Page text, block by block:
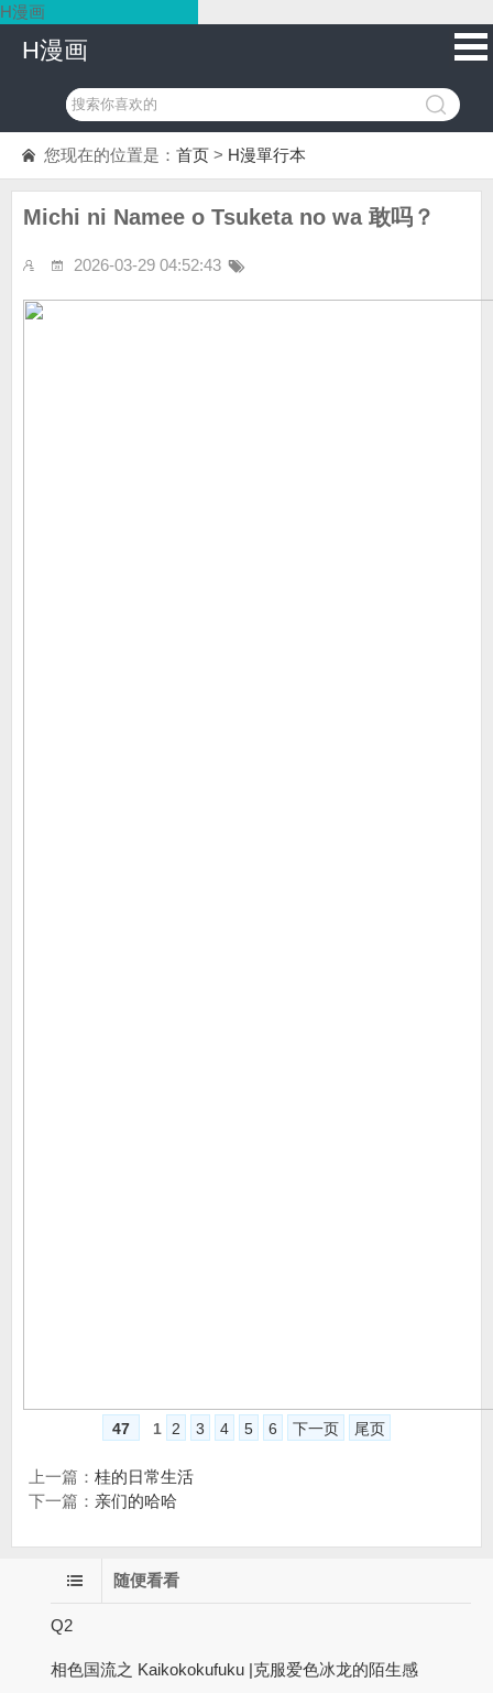
H漫画
H漫画
您现在的位置是： 首页 > H漫單行本
Michi ni Namee o Tsuketa no wa 敢吗？
2026-03-29 04:52:43
47 1 2 3 4 5 6 下一页 尾页
上一篇： 桂的日常生活
下一篇： 亲们的哈哈
随便看看
Q2
相色国流之 Kaikokokufuku |克服爱色冰龙的陌生感